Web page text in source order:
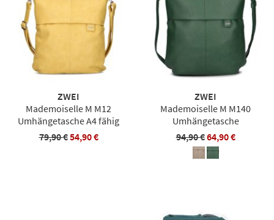
ZWEI
Mademoiselle M M12
Umhängetasche A4 fähig
79,90 €54,90 €
ZWEI
Mademoiselle M M140
Umhängetasche
94,90 €64,90 €